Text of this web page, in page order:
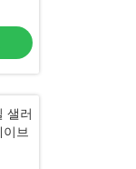
샐러
브